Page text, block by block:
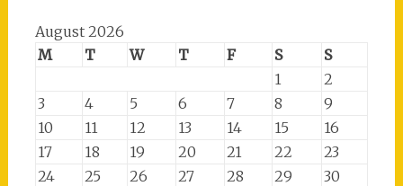
August 2026
M
T W T F S
S
1
2
3
4 5 6 7 8
9
10
11 12 13 14 15
16
17
18 19 20 21 22
23
24
25 26 27 28 29
30